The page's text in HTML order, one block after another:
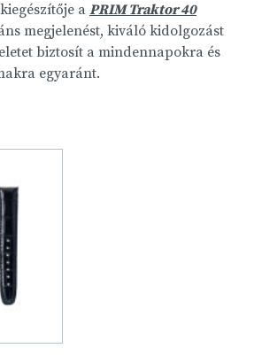
aPRIM Traktor 40
megjelenést, kiváló kidolgozást
biztosít a mindennapokra és
egyaránt.